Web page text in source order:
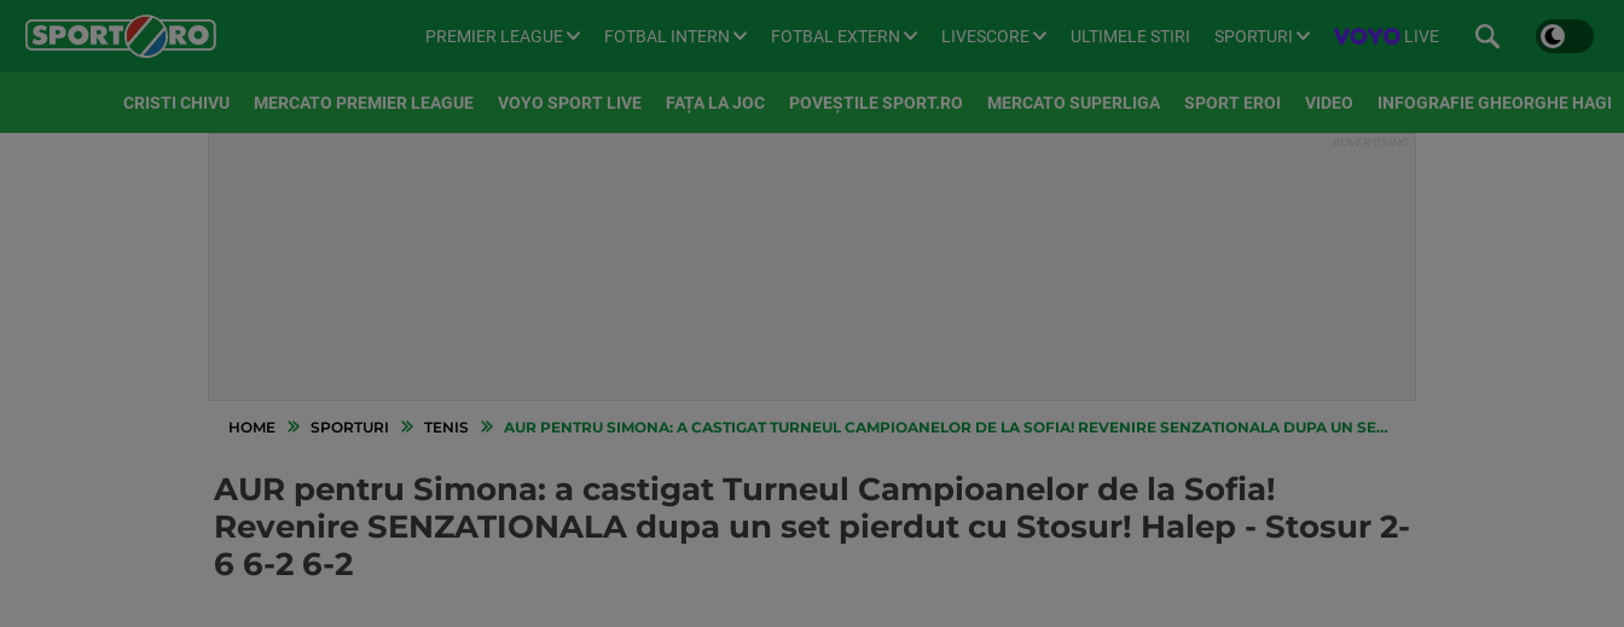
PREMIER LEAGUE FOTBAL INTERN FOTBAL EXTERN LIVESCORE ULTIMELE STIRI SPORTURI LIVE
CRISTI CHIVU MERCATO PREMIER LEAGUE VOYO SPORT LIVE FAȚA LA JOC POVEȘTILE SPORT.RO MERCATO SUPERLIGA SPORT EROI VIDEO INFOGRAFIE GHEORGHE HAGI
HOME SPORTURI TENIS AUR PENTRU SIMONA: A CASTIGAT TURNEUL CAMPIOANELOR DE LA SOFIA! REVENIRE SENZATIONALA DUPA UN SET PIERDUT CU STOSUR! HALEP - STOSUR 2-6 6-2 6-2
AUR pentru Simona: a castigat Turneul Campioanelor de la Sofia!
Revenire SENZATIONALA dupa un set pierdut cu Stosur! Halep - Stosur 2-
6 6-2 6-2